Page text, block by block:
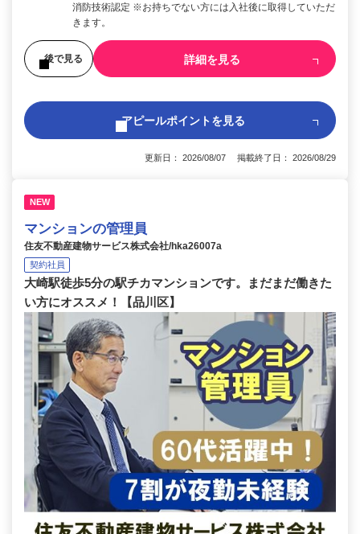
消防技術認定 ※お持ちでない方には入社後に取得していただ
きます。
後で見る 詳細を見る
アピールポイントを見る
更新日： 2026/08/07 掲載終了日： 2026/08/29
NEW
マンションの管理員
住友不動産建物サービス株式会社/hka26007a
契約社員
大崎駅徒歩5分の駅チカマンションです。まだまだ働きた
い方にオススメ！【品川区】